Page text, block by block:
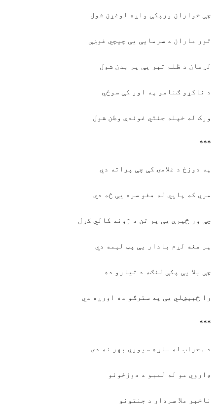
چې خواران ورپکې واړه لوغړن شول
تور ماران د سرمايې يې چيچي غوښې
لړمان د ظلم تېر يې پر بدن شول
د ناکړو ګناهو په اور کې سوځي
ورک له خپله جنتي غوندې وطن شول
***
په دوزخ د غلامۍ کې چې پراته دي
مري که پايي له هغو سره يې څه دي
چې ور څيرې يې پر تن د ژوند کالي کړل
پر هغه لړم بادار يې پټ لېمه دي
چې بلا يې پکې لنګه د تيارو ده
را ځبېښلي يې په سترګو ده اورږه دي
***
د محراب له ساړه سيوري بهر نه دی
ډاروي مو له لمبو د دوزخونو
ناخبر ملا سردار د جنتونو